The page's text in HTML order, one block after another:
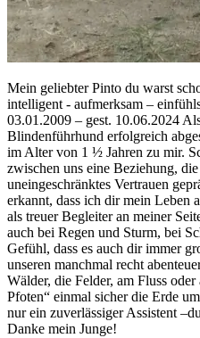
Mein geliebter Pinto du warst
intelligent - aufmerksam –
03.01.2009 – gest. 10.06.2024
Blindenführhund erfolgreich
im Alter von 1 ½ Jahren zu mir.
zwischen uns eine Beziehung,
uneingeschränktes Vertrauen
erkannt, dass ich dir mein Leben
als treuer Begleiter an meiner
auch bei Regen und Sturm, bei
Gefühl, dass es auch dir immer
unseren manchmal recht
Wälder, die Felder, am Fluss
Pfoten“ einmal sicher die Erde
nur ein zuverlässiger Assistent
Danke mein Junge!